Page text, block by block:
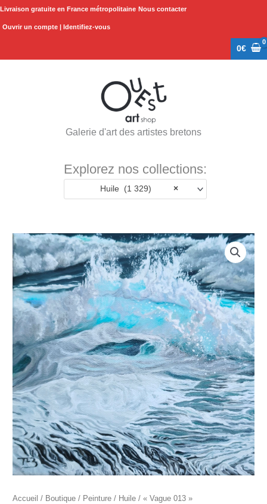
Aller
Livraison gratuite en France métropolitaine Nous contacter
Ouvrir un compte | Identifiez-vous
0€
Galerie d'art des artistes bretons
Explorez nos collections:
×
Huile (1 329)
Accueil / Boutique / Peinture / Huile / « Vague 013 »
quantité
de
"Vague
013"